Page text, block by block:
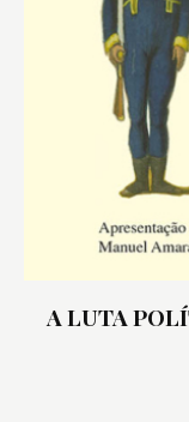
A LUTA